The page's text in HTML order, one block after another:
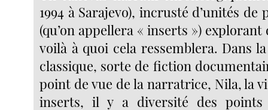
1994 à Sarajevo), incrusté d’unités de
(qu’on appellera « inserts »)
voilà à quoi cela ressemblera. Dans
classique, sorte de fiction
point de vue de la narratrice, Nila, la
inserts, il y a diversité des points